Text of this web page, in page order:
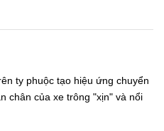
ty phuộc tạo hiệu ứng chuyển
chân của xe trông "xịn" và nổi